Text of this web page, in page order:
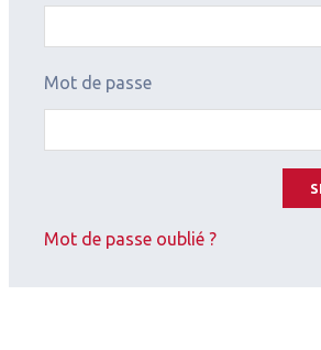
Mot de passe
Mot de passe oublié ?